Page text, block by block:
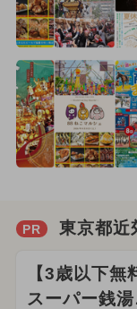
PR 東京都近
【3歳以下
スーパー銭湯